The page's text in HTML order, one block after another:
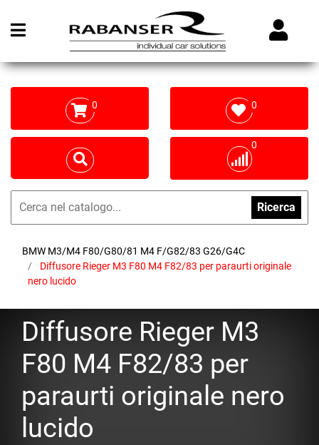
Open menu
0 0
0
Ricerca
BMW M3/M4 F80/G80/81 M4 F/G82/83 G26/G4C
Diffusore Rieger M3 F80 M4 F82/83 per paraurti originale
nero lucido
Diffusore Rieger M3
F80 M4 F82/83 per
paraurti originale nero
lucido